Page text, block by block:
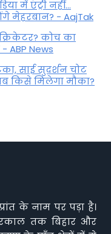
में एंट्री नहीं...
मेहरबान? - AajTak
कोच का
ABP News
साई सुदर्शन चोट
किसे म‍िलेगा मौका?
के नाम पर पड़ा है।
तक बिहार और